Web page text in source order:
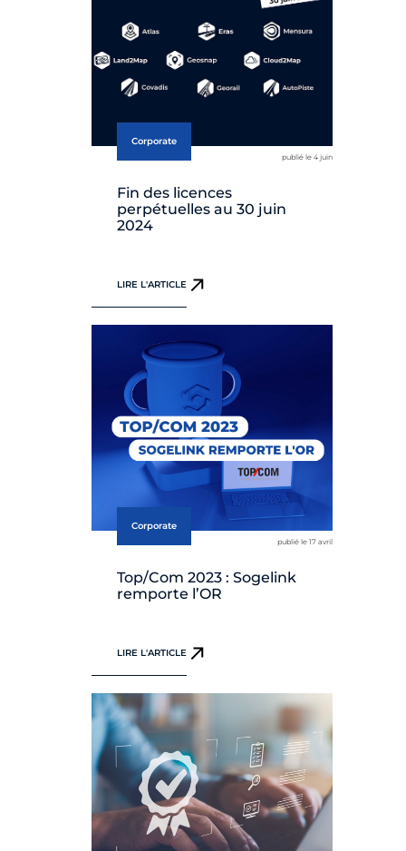
Corporate
publié le 4 juin
Fin des licences
perpétuelles au 30 juin
2024
LIRE L'ARTICLE
Corporate
publié le 17 avril
Top/Com 2023 : Sogelink
remporte l’OR
LIRE L'ARTICLE